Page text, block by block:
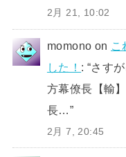
2月 21, 10:02
momono on こ
した！ : “さす
方幕僚長【輸
長…”
2月 7, 20:45